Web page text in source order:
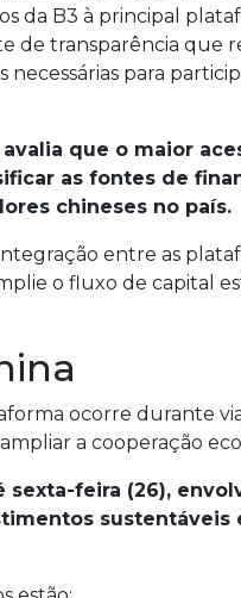
da B3 à principal
de transparência que
necessárias para
que o maior
as fontes de
chineses no país.
entre as
o fluxo de capital
ocorre durante
a cooperação
sexta-feira (26),